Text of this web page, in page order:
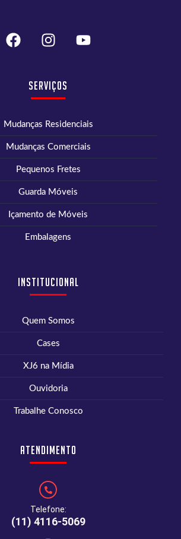
Serviços
Mudanças Residenciais
Mudanças Comerciais
Pequenos Fretes
Guarda Móveis
Içamento de Móveis
Embalagens
Institucional
Quem Somos
Cases
XJ6 na Mídia
Ouvidoria
Trabalhe Conosco
Atendimento
Telefone:
(11) 4116-5069